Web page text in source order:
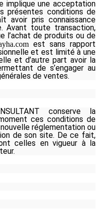
implique une acceptation
présentes conditions de
avoir pris connaissance
Avant toute transaction,
l’achat de produits ou de
est sans rapport
et est limité à une
et d’autre part avoir la
de s’engager au
de ventes.
conserve la
ces conditions de
réglementation ou
de son site. De ce fait,
celles en vigueur à la